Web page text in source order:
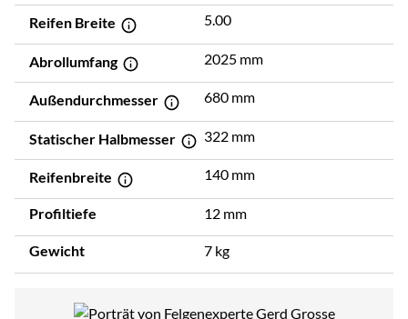
Reifen Breite 5.00
Abrollumfang 2025 mm
Außendurchmesser 680 mm
Statischer Halbmesser 322 mm
Reifenbreite 140 mm
Profiltiefe 12 mm
Gewicht 7 kg